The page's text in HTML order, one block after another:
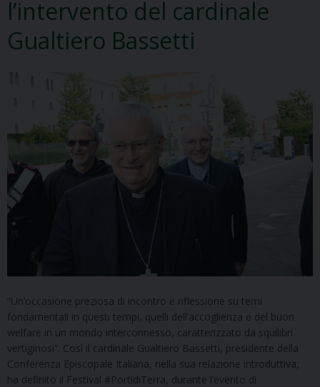
l’intervento del cardinale
Gualtiero Bassetti
“Un’occasione preziosa di incontro e riflessione su temi
fondamentali in questi tempi, quelli dell’accoglienza e del buon
welfare in un mondo interconnesso, caratterizzato da squilibri
vertiginosi”. Così il cardinale Gualtiero Bassetti, presidente della
Conferenza Episcopale Italiana, nella sua relazione introduttiva,
ha definito il Festival #PortidiTerra, durante l’evento di